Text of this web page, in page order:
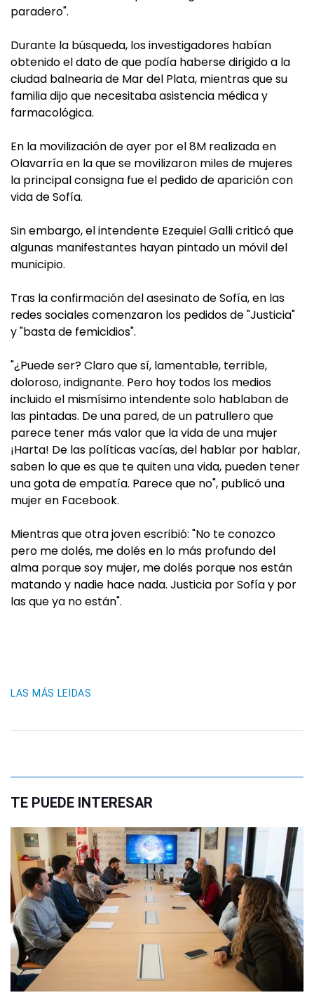
paradero".
Durante la búsqueda, los investigadores habían
obtenido el dato de que podía haberse dirigido a la
ciudad balnearia de Mar del Plata, mientras que su
familia dijo que necesitaba asistencia médica y
farmacológica.
En la movilización de ayer por el 8M realizada en
Olavarría en la que se movilizaron miles de mujeres
la principal consigna fue el pedido de aparición con
vida de Sofía.
Sin embargo, el intendente Ezequiel Galli criticó que
algunas manifestantes hayan pintado un móvil del
municipio.
Tras la confirmación del asesinato de Sofía, en las
redes sociales comenzaron los pedidos de "Justicia"
y "basta de femicidios".
"¿Puede ser? Claro que sí, lamentable, terrible,
doloroso, indignante. Pero hoy todos los medios
incluido el mismísimo intendente solo hablaban de
las pintadas. De una pared, de un patrullero que
parece tener más valor que la vida de una mujer
¡Harta! De las políticas vacías, del hablar por hablar,
saben lo que es que te quiten una vida, pueden tener
una gota de empatía. Parece que no", publicó una
mujer en Facebook.
Mientras que otra joven escribió: "No te conozco
pero me dolés, me dolés en lo más profundo del
alma porque soy mujer, me dolés porque nos están
matando y nadie hace nada. Justicia por Sofía y por
las que ya no están".
LAS MÁS LEIDAS
TE PUEDE INTERESAR